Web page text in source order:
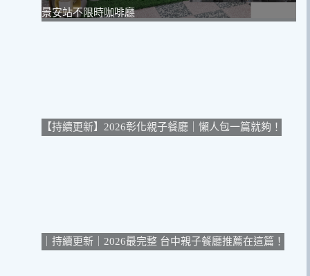
景安站不限時咖啡廳
【持續更新】2026彰化親子餐廳｜懶人包一篇就夠！
｜持續更新｜2026最完整 台中親子餐廳推薦在這篇！